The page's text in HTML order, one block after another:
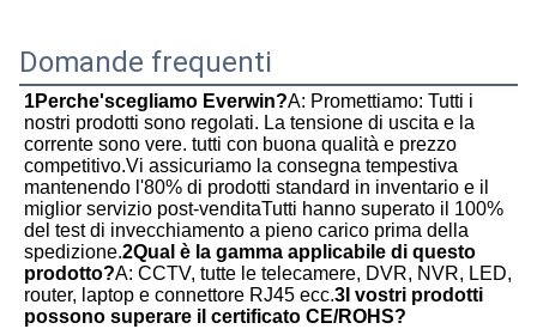
Domande frequenti
1Perche'scegliamo Everwin?A: Promettiamo: Tutti i
nostri prodotti sono regolati. La tensione di uscita e la
corrente sono vere. tutti con buona qualità e prezzo
competitivo.Vi assicuriamo la consegna tempestiva
mantenendo l'80% di prodotti standard in inventario e il
miglior servizio post-venditaTutti hanno superato il 100%
del test di invecchiamento a pieno carico prima della
spedizione.2Qual è la gamma applicabile di questo
prodotto?A: CCTV, tutte le telecamere, DVR, NVR, LED,
router, laptop e connettore RJ45 ecc.3I vostri prodotti
possono superare il certificato CE/ROHS?